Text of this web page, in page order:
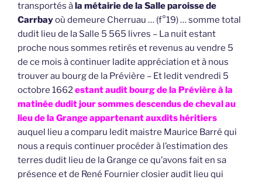
transportés àla métairie de la Salle paroisse de
Carrbayoù demeure Cherruau … (f°19) … somme total
dudit lieu de la Salle 5 565 livres – La nuit estant
proche nous sommes retirés et revenus au vendre 5
de ce mois à continuer ladite appréciation et à nous
trouver au bourg de la Prévière – Et ledit vendredi 5
octobre 1662estant audit bourg de la Prévière à la
matinée dudit jour sommes descendus de cheval au
lieu de la Grange appartenant auxdits héritiers
auquel lieu a comparu ledit maistre Maurice Barré qui
nous a requis continuer procéder à l’estimation des
terres dudit lieu de la Grange ce qu’avons fait en sa
présence et de René Fournier closier audit lieu qui